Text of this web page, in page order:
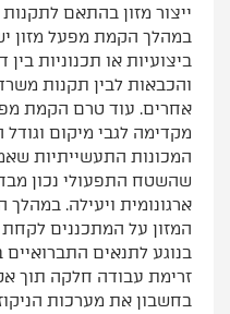
ייצור מזון בהתאם לתקנות
במהלך הקמת מפעל מזון
ביצועיות או תכנוניות
והכבאות לבין תקנות
אחרים. עוד טרם הקמת
מקדימה לגבי מיקום
המכונות התעשייתיות
שהשטח התפעולי נכון
ארגונומית ויעילה.
המזון על המתכננים
בנוגע לתנאים התברואיים
זרימת עבודה חלקה תוך
בחשבון את מערכות